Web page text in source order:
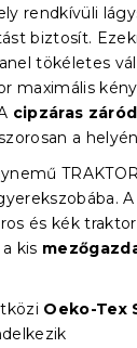
rendkívüli
biztosít.
tökéletes
maximális
cipzáras
a
és kék
kis
Oeko-Tex